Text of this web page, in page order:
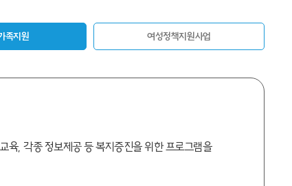
족지원 여성정책지원사업
육, 각종 정보제공 등 복지증진을 위한 프로그램을